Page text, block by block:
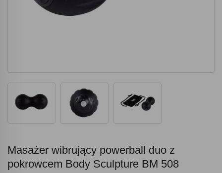
Masażer wibrujący powerball duo z
pokrowcem Body Sculpture BM 508